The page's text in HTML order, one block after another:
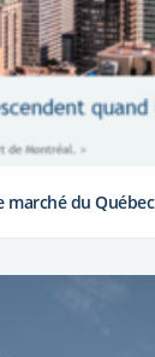
marché du Québec